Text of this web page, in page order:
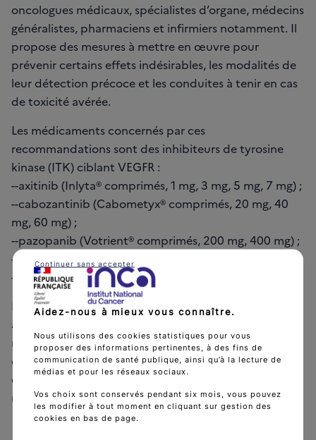
oncologues médicaux, spécialistes d’organe, médecins
généralistes, pharmaciens et infirmiers notamment. Il
propose des mesures à mettre en œuvre pour
prévenir certains effets indésirables, les modalités de
leur détection précoce et les conduites à tenir en cas
de toxicité avérée.
Les médicaments concernés par ces
recommandations sont des inhibiteurs de tyrosine
kinase (ITK) ciblant VEGFR :
--axitinib (Inlyta® comprimés, 1 mg, 3 mg, 5 mg, 7 mg) ;
--cabozantinib (Cabometyx® comprimés, 20 mg, 40
mg, 60 mg) ;
--pazopanib (Votrient® comprimés, 200 mg, 400 mg) ;
--sorafenib (Nexavar® comprimés, 200 mg) ;
--sunitinib (Sutent®gélules, 12,5 mg, 25 mg, 50 mg).
Le lenvatinib (Lenvima®) et le tivozanib (Fotivda®),
anti-VEGFR indiqués dans les cancers du rein mais non
remboursables en France, ne sont pas traités dans
cette recommandation : ils font uniquement l’objet
d’un point d’information à la fin de cette
recommandation.
Aidez-nous à mieux vous connaître.
Nous utilisons des cookies statistiques pour vous
proposer des informations pertinentes, à des fins de
communication de santé publique, ainsi qu’à la lecture de
médias et pour les réseaux sociaux.
Vos choix sont conservés pendant six mois, vous pouvez
les modifier à tout moment en cliquant sur gestion des
cookies en bas de page.
Continuer sans accepter